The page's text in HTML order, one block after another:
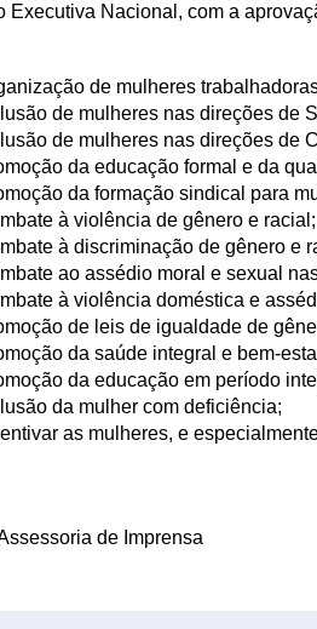
Executiva Nacional, com a
de mulheres
de mulheres nas direções de
de mulheres nas direções de
da educação formal e da
da formação sindical para
à violência de gênero e racial;
à discriminação de gênero e
ao assédio moral e sexual
à violência doméstica e
de leis de igualdade de
da saúde integral e bem-
da educação em período
da mulher com deficiência;
as mulheres, e
de Imprensa